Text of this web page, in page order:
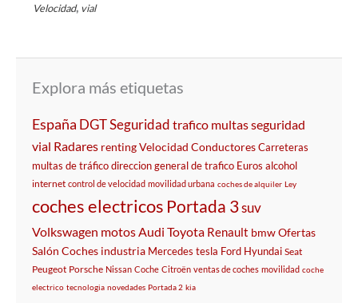
Velocidad, vial
Explora más etiquetas
España DGTSeguridad trafico multasseguridad
vial Radares rentingVelocidad ConductoresCarreteras
multas de tráficodireccion general de trafico Euros alcohol
internet control de velocidad movilidad urbana coches de alquiler Ley
coches electricos Portada 3suv
Volkswagen motosAudi Toyota Renault bmwOfertas
Salón Coches industria Mercedes tesla Ford Hyundai Seat
Peugeot Porsche Nissan Coche Citroën ventas de coches movilidad coche
electrico tecnologia novedades Portada 2 kia